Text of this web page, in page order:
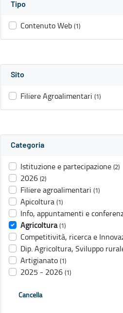
Tipo
Contenuto Web (1)
Sito
Filiere Agroalimentari (1)
Categoria
Istituzione e partecipazione (2)
2026 (2)
Filiere agroalimentari (1)
Apicoltura (1)
Info, appuntamenti e
Agricoltura (1)
Competitività, ricerca e
Dip. Agricoltura, Sviluppo
Artigianato (1)
2025 - 2026 (1)
Cancella